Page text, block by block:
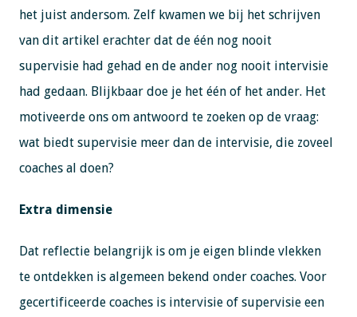
het juist andersom. Zelf kwamen we bij het schrijven
van dit artikel erachter dat de één nog nooit
supervisie had gehad en de ander nog nooit intervisie
had gedaan. Blijkbaar doe je het één of het ander. Het
motiveerde ons om antwoord te zoeken op de vraag:
wat biedt supervisie meer dan de intervisie, die zoveel
coaches al doen?
Extra dimensie
Dat reflectie belangrijk is om je eigen blinde vlekken
te ontdekken is algemeen bekend onder coaches. Voor
gecertificeerde coaches is intervisie of supervisie een